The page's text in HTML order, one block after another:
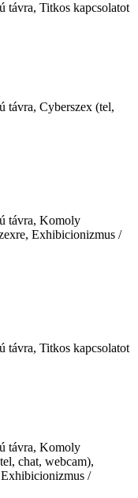
távra, Titkos kapcsolatot
távra, Cyberszex (tel,
távra, Komoly
Exhibicionizmus /
távra, Titkos kapcsolatot
távra, Komoly
chat, webcam),
/